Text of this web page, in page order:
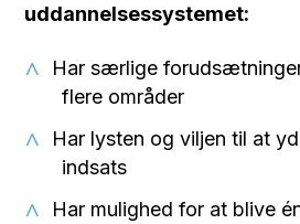
uddannelsessystemet:
Har særlige
flere områder
Har lysten og viljen til at
indsats
Har mulighed for at blive